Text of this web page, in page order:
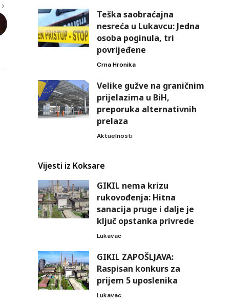
Teška saobraćajna
nesreća u Lukavcu: Jedna
osoba poginula, tri
povrijeđene
Crna Hronika
Velike gužve na graničnim
prijelazima u BiH,
preporuka alternativnih
prelaza
Aktuelnosti
Vijesti iz Koksare
GIKIL nema krizu
rukovođenja: Hitna
sanacija pruge i dalje je
ključ opstanka privrede
Lukavac
GIKIL ZAPOŠLJAVA:
Raspisan konkurs za
prijem 5 uposlenika
Lukavac